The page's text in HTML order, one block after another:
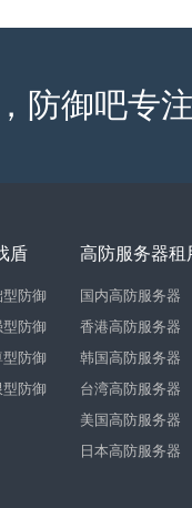
防御吧专
盾
防御
型防御
防御
防御
高防服务器租
国内高防服务器
香港高防服务器
韩国高防服务器
台湾高防服务器
美国高防服务器
日本高防服务器